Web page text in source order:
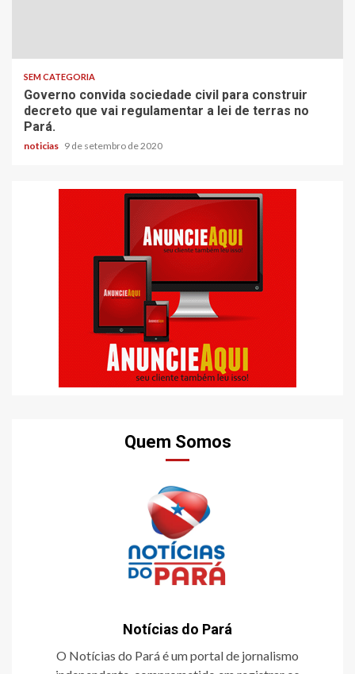
SEM CATEGORIA
Governo convida sociedade civil para construir
decreto que vai regulamentar a lei de terras no
Pará.
noticias 9 de setembro de 2020
Quem Somos
Notícias do Pará
O Notícias do Pará é um portal de jornalismo